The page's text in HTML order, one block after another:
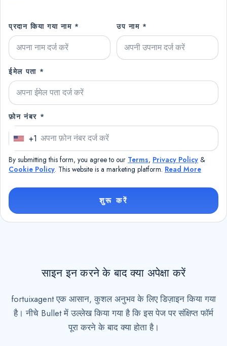
प्रदान किया गया नाम * उप नाम *
ईमेल पता *
फ़ोन नंबर *
U
n
i
S
1
+1
By submitting this form, you agree to our Terms, Privacy Policy &
Cookie Policy. This website is a marketing platform. Read More
शुरू करें
साइन इन करने के बाद क्या अपेक्षा करें
fortuixagent एक आसान, कुशल अनुभव के लिए डिज़ाइन किया गया
है। नीचे Bullet में उल्लेख किया गया है कि इस पेज पर संक्षिप्त फॉर्म
पूरा करने के बाद क्या होता है।